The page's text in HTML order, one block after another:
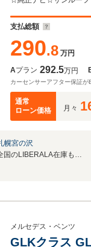
ロール HIDヘ
支払総額
290.8 万円
Aプラン 292.5万円
カーセンサーアフター保証
通常
ローン価格
月々
幌宮の沢
無料電話は24時間ご案内！！全国のLIBERALA在庫も見たい方は一括照会が可能です！
メルセデス・ベンツ
GLKクラス